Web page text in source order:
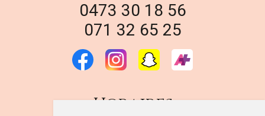
0473 30 18 56
071 32 65 25
Horaires